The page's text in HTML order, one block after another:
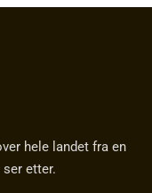
hele landet fra en
etter.